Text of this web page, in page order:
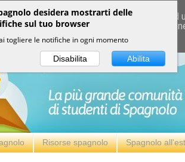
Risorse spagnolo Spagnolo
to analyze traffic. Your IP address and
metrics to ensure quality of service,
desidera mostrarti delle
sul tuo browser
togliere le notifiche in ogni momento
Disabilita Abilita